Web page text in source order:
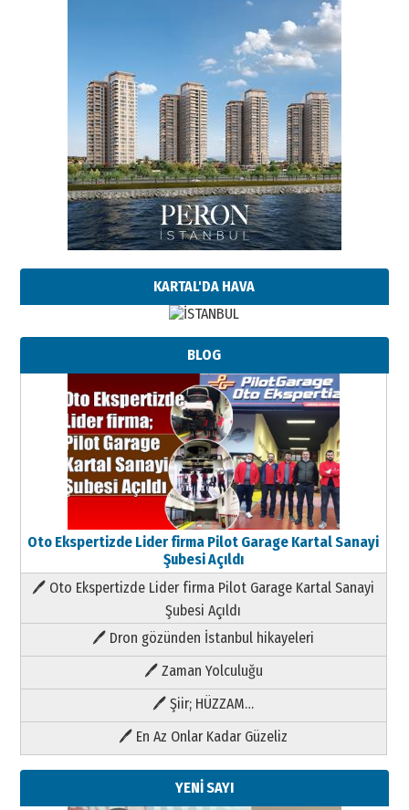
KARTAL'DA HAVA
BLOG
Oto Ekspertizde Lider firma Pilot Garage Kartal Sanayi
Şubesi Açıldı
🖊 Oto Ekspertizde Lider firma Pilot Garage Kartal Sanayi
Şubesi Açıldı
🖊 Dron gözünden İstanbul hikayeleri
🖊 Zaman Yolculuğu
🖊 Şiir; HÜZZAM…
🖊 En Az Onlar Kadar Güzeliz
YENİ SAYI